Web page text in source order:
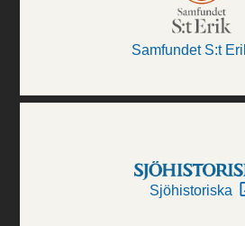
Samfundet S:t
Sjöhistoriska